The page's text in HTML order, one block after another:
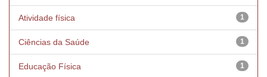
1
Atividade física
1
Ciências da Saúde
1
Educação Física